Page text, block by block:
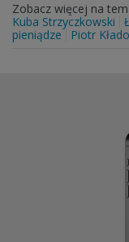
Zobacz więcej na
Kuba Strzyczkowski
pieniądze
Piotr